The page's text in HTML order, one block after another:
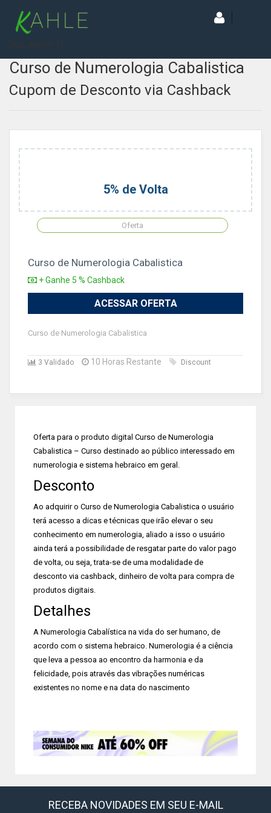
Curso de Numerologia Cabalistica
Cupom de Desconto via Cashback
5% de Volta
Oferta
Curso de Numerologia Cabalistica
+ Ganhe 5 % Cashback
ACESSAR OFERTA
Curso de Numerologia Cabalistica
3 Validado 10 Horas Restante Discount
Oferta para o produto digital Curso de Numerologia
Cabalistica – Curso destinado ao público interessado em
numerologia e sistema hebraico em geral.
Desconto
Ao adquirir o Curso de Numerologia Cabalistica o usuário
terá acesso a dicas e técnicas que irão elevar o seu
conhecimento em numerologia, aliado a isso o usuário
ainda terá a possibilidade de resgatar parte do valor pago
de volta, ou seja, trata-se de uma modalidade de
desconto via cashback, dinheiro de volta para compra de
produtos digitais.
Detalhes
A Numerologia Cabalística na vida do ser humano, de
acordo com o sistema hebraico. Numerologia é a ciência
que leva a pessoa ao encontro da harmonia e da
felicidade, pois através das vibrações numéricas
existentes no nome e na data do nascimento
RECEBA NOVIDADES EM SEU E-MAIL